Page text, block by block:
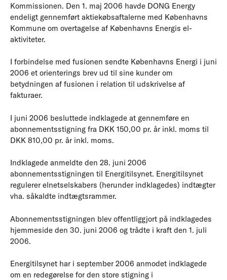
Kommissionen. Den 1. maj 2006 havde DONG Energy
endeligt gennemført aktiekøbsaftalerne med Københavns
Kommune om overtagelse af Københavns Energis el-
aktiviteter.
I forbindelse med fusionen sendte Københavns Energi i juni
2006 et orienterings brev ud til sine kunder om
betydningen af fusionen i relation til udskrivelse af
fakturaer.
I juni 2006 besluttede indklagede at gennemføre en
abonnementsstigning fra DKK 150,00 pr. år inkl. moms til
DKK 810,00 pr. år inkl. moms.
Indklagede anmeldte den 28. juni 2006
abonnementsstigningen til Energitilsynet. Energitilsynet
regulerer elnetselskabers (herunder indklagedes) indtægter
vha. såkaldte indtægtsrammer.
Abonnementsstigningen blev offentliggjort på indklagedes
hjemmeside den 30. juni 2006 og trådte i kraft den 1. juli
2006.
Energitilsynet har i september 2006 anmodet indklagede
om en redegørelse for den store stigning i